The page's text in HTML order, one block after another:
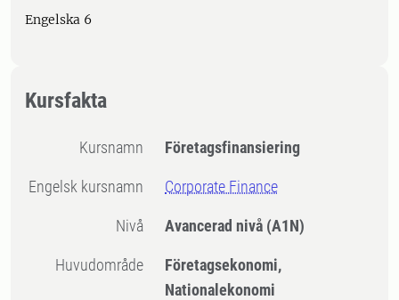
Engelska 6
Kursfakta
Kursnamn Företagsfinansiering
Engelsk kursnamn Corporate Finance
Nivå Avancerad nivå (A1N)
Huvudområde
Företagsekonomi,
Nationalekonomi